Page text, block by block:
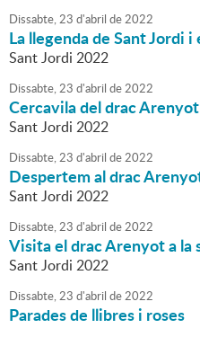
Dissabte,23 d'abril de2022
La llegenda de Sant Jordi i
Sant Jordi 2022
Dissabte,23 d'abril de2022
Cercavila del drac Arenyot
Sant Jordi 2022
Dissabte,23 d'abril de2022
Despertem al drac
Sant Jordi 2022
Dissabte,23 d'abril de2022
Visita el drac Arenyot a la
Sant Jordi 2022
Dissabte,23 d'abril de2022
Parades de llibres i roses